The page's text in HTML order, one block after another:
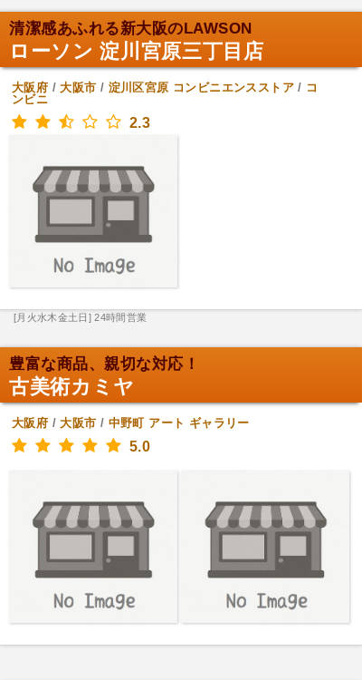
清潔感あふれる新大阪のLAWSON
ローソン 淀川宮原三丁目店
大阪府 /大阪市 / 淀川区宮原 コンビニエンスストア/ コ
ンビニ
2.3
[月火水木金土日] 24時間営業
豊富な商品、親切な対応！
古美術カミヤ
大阪府 /大阪市 / 中野町 アート ギャラリー
5.0